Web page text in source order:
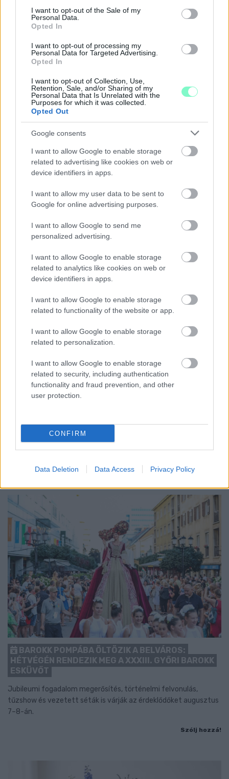
consent section.
I want to opt-out of the Sale of my
Personal Data.
Opted In
I want to opt-out of processing my
Personal Data for Targeted Advertising.
Opted In
I want to opt-out of Collection, Use,
Retention, Sale, and/or Sharing of my
Personal Data that Is Unrelated with the
Purposes for which it was collected.
Opted Out
Google consents
I want to allow Google to enable storage
related to advertising like cookies on web or
device identifiers in apps.
I want to allow my user data to be sent to
Google for online advertising purposes.
I want to allow Google to send me
personalized advertising.
I want to allow Google to enable storage
related to analytics like cookies on web or
device identifiers in apps.
I want to allow Google to enable storage
related to functionality of the website or app.
I want to allow Google to enable storage
related to personalization.
I want to allow Google to enable storage
related to security, including authentication
functionality and fraud prevention, and other
user protection.
CONFIRM
Data Deletion Data Access Privacy Policy
KIVÁLÓ PROGRAM VÁR MINDENKIT EZEN A HÉTVÉGÉN
GYŐRBEN
Középpontban a hagyományőrzés, de lesz Pogány Induló és
Majka koncert, jóga szeánsz, “borhajózás” és egy csomó minden
Szólj hozzá!
ENERGIATAKARÉKOSSÁG: KORÁBBAN KEZDŐDIK
A GYŐRI AUDI ETO KC PÉNTEKI FELKÉSZÜLÉSI
Az energiaellátás tehermentesítése érdekében másfél órával
előrébb hozták a Brest Bretagne Handball elleni találkozó
BAROKK POMPÁBA ÖLTÖZIK A BELVÁROS:
HÉTVÉGÉN RENDEZIK MEG A XXXIII. GYŐRI BAROKK
ESKÜVŐT
Jubileumi fogadalom megerősítés, történelmi felvonulás,
tűzshow és vezetett séták is várják az érdeklődőket augusztus
7–8-án.
Szólj hozzá!